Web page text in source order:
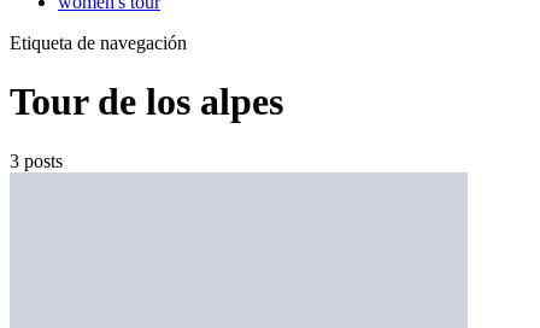
Etiqueta de navegación
Tour de los alpes
3 posts